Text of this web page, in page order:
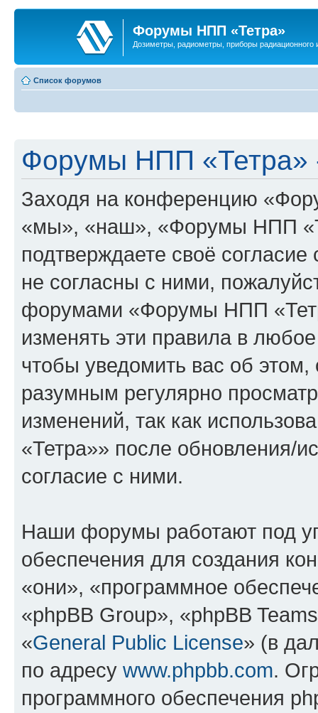
Форумы НПП «Тетра»
Дозиметры, радиометры, приборы радиационного
Список форумов
Форумы НПП «Тетра»
Заходя на конференцию
«мы», «наш», «Форумы НПП
подтверждаете своё
не согласны с ними,
форумами «Форумы НПП
изменять эти правила в
чтобы уведомить вас об
разумным регулярно
изменений, так как
«Тетра»» после обновления/
согласие с ними.
Наши форумы работают под
обеспечения для создания
«они», «программное
«phpBB Group», «phpBB
«General Public License» (в
по адресу www.phpbb.com.
программного обеспечения